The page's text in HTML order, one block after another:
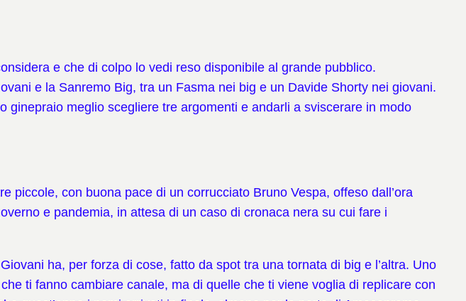
e che di colpo lo vedi reso disponibile al grande pubblico.
e la Sanremo Big, tra un Fasma nei big e un Davide Shorty nei giovani.
meglio scegliere tre argomenti e andarli a sviscerare in modo
piccole, con buona pace di un corrucciato Bruno Vespa, offeso dall’ora
e pandemia, in attesa di un caso di cronaca nera su cui fare i
ha, per forza di cose, fatto da spot tra una tornata di big e l’altra. Uno
ti fanno cambiare canale, ma di quelle che ti viene voglia di replicare con